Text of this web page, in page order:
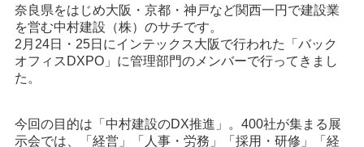
奈良県をはじめ大阪・京都・神戸など関西一円で建設業
を営む中村建設（株）のサチです。
2月24日・25日にインテックス大阪で行われた「バック
オフィスDXPO」に管理部門のメンバーで行ってきまし
た。
今回の目的は「中村建設のDX推進」。400社が集まる展
示会では、「経営」「人事・労務」「採用・研修」「経